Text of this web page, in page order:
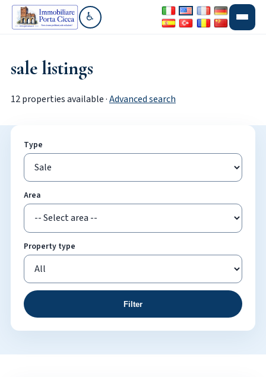
♿Go to accessibility section
sale listings
12 properties available ·Advanced search
Type
Area
Property type
Filter